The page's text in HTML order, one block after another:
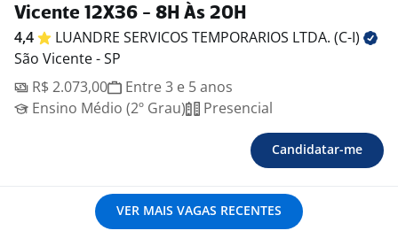
Vicente 12X36 - 8H Às 20H
4,4 LUANDRE SERVICOS TEMPORARIOS LTDA. (C-I)
São Vicente - SP
R$ 2.073,00
Entre 3 e 5 anos
Ensino Médio (2º Grau)
Presencial
Candidatar-me
VER MAIS VAGAS RECENTES